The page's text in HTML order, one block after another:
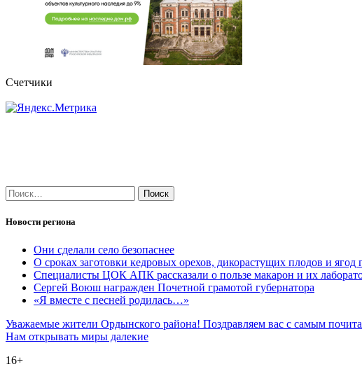
Счетчики
Найти:
Новости региона
Они сделали село безопаснее
О сроках заготовки кедровых орехов, дикорастущих плодов и
Специалисты ЦОК АПК рассказали о пользе макарон и их
Сергей Воюш награжден Почетной грамотой губернатора
«Я вместе с песней родилась…»
Навигация
по
записям
Уважаемые жители Ордынского района! Поздравляем вас с самым
Нам открывать миры далекие
16+